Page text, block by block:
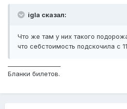
igla сказал:
Что же там у них такого
что себстоимость подскочила с
Бланки билетов.